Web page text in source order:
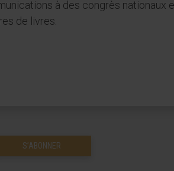
à des congrès nationaux
de livres.
S’ABONNER